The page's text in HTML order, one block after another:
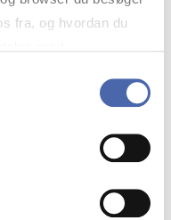
fra, og hvordan du
- og kan altid trække